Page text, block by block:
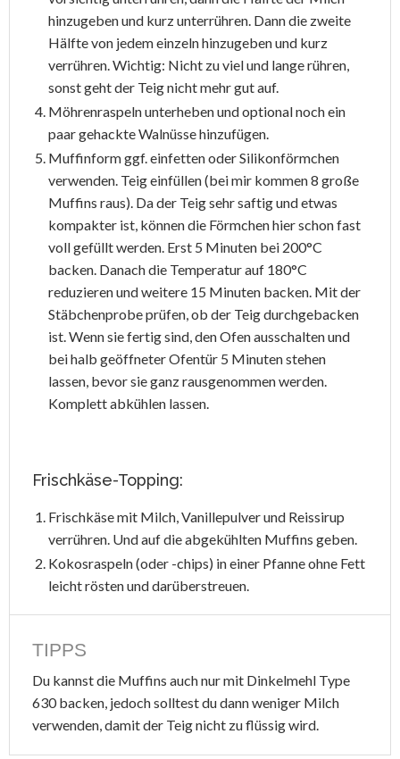
hinzugeben und kurz unterrühren. Dann die zweite
Hälfte von jedem einzeln hinzugeben und kurz
verrühren. Wichtig: Nicht zu viel und lange rühren,
sonst geht der Teig nicht mehr gut auf.
Möhrenraspeln unterheben und optional noch ein
paar gehackte Walnüsse hinzufügen.
Muffinform ggf. einfetten oder Silikonförmchen
verwenden. Teig einfüllen (bei mir kommen 8 große
Muffins raus). Da der Teig sehr saftig und etwas
kompakter ist, können die Förmchen hier schon fast
voll gefüllt werden. Erst 5 Minuten bei 200°C
backen. Danach die Temperatur auf 180°C
reduzieren und weitere 15 Minuten backen. Mit der
Stäbchenprobe prüfen, ob der Teig durchgebacken
ist. Wenn sie fertig sind, den Ofen ausschalten und
bei halb geöffneter Ofentür 5 Minuten stehen
lassen, bevor sie ganz rausgenommen werden.
Komplett abkühlen lassen.
Frischkäse-Topping:
Frischkäse mit Milch, Vanillepulver und Reissirup
verrühren. Und auf die abgekühlten Muffins geben.
Kokosraspeln (oder -chips) in einer Pfanne ohne Fett
leicht rösten und darüberstreuen.
TIPPS
Du kannst die Muffins auch nur mit Dinkelmehl Type
630 backen, jedoch solltest du dann weniger Milch
verwenden, damit der Teig nicht zu flüssig wird.